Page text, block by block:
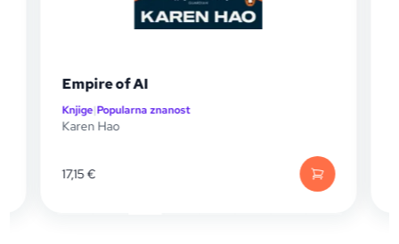
The Decline and Fall of the Human
Empire
Knjige|Popularna znanost
Henry Gee